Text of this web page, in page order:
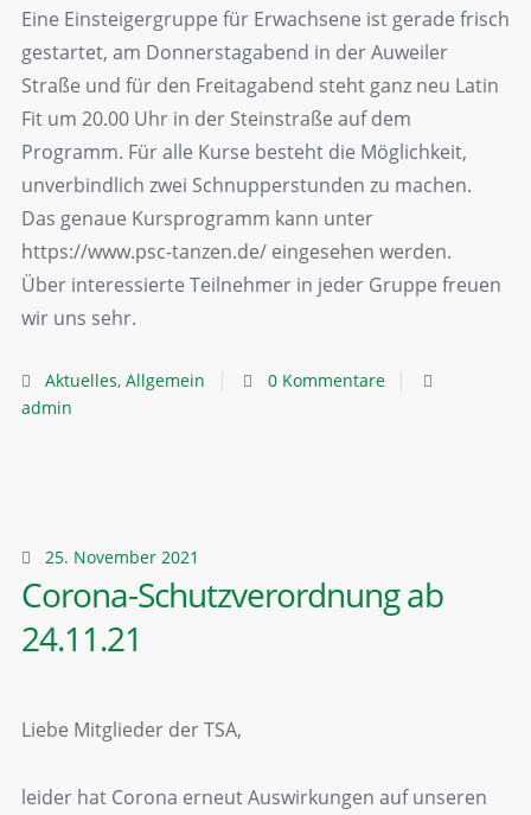
Eine Einsteigergruppe für Erwachsene ist gerade frisch
gestartet, am Donnerstagabend in der Auweiler
Straße und für den Freitagabend steht ganz neu Latin
Fit um 20.00 Uhr in der Steinstraße auf dem
Programm. Für alle Kurse besteht die Möglichkeit,
unverbindlich zwei Schnupperstunden zu machen.
Das genaue Kursprogramm kann unter
https://www.psc-tanzen.de/ eingesehen werden.
Über interessierte Teilnehmer in jeder Gruppe freuen
wir uns sehr.
Aktuelles,Allgemein
0 Kommentare
admin
25. November 2021
Corona-Schutzverordnung ab
24.11.21
Liebe Mitglieder der TSA,
leider hat Corona erneut Auswirkungen auf unseren